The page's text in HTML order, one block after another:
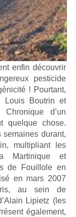
enfin découvrir
pesticide
! Pourtant,
Louis Boutrin et
d’un
quelque chose.
durant,
multipliant les
Martinique et
de Fouillole en
en mars 2007
au sein de
Lipietz (les
également,